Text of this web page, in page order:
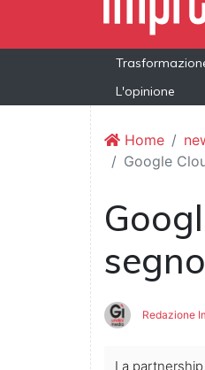
L'opinione
Home
Google
Redazione
La